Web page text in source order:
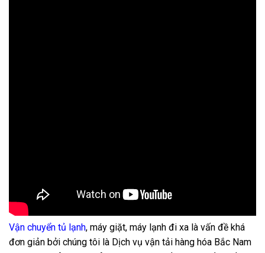
Vận chuyển tủ lạnh, máy giặt, máy lạnh đi xa là vấn đề khá
đơn giản bởi chúng tôi là Dịch vụ vận tải hàng hóa Bắc Nam